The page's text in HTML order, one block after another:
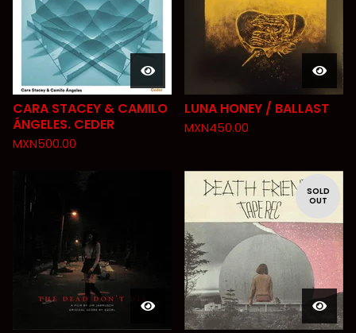
CARA STACEY & CAMILO
ÁNGELES. CEDER
MXN500.00
LUNA HONEY / BALLAST
MXN450.00
SOLD
OUT